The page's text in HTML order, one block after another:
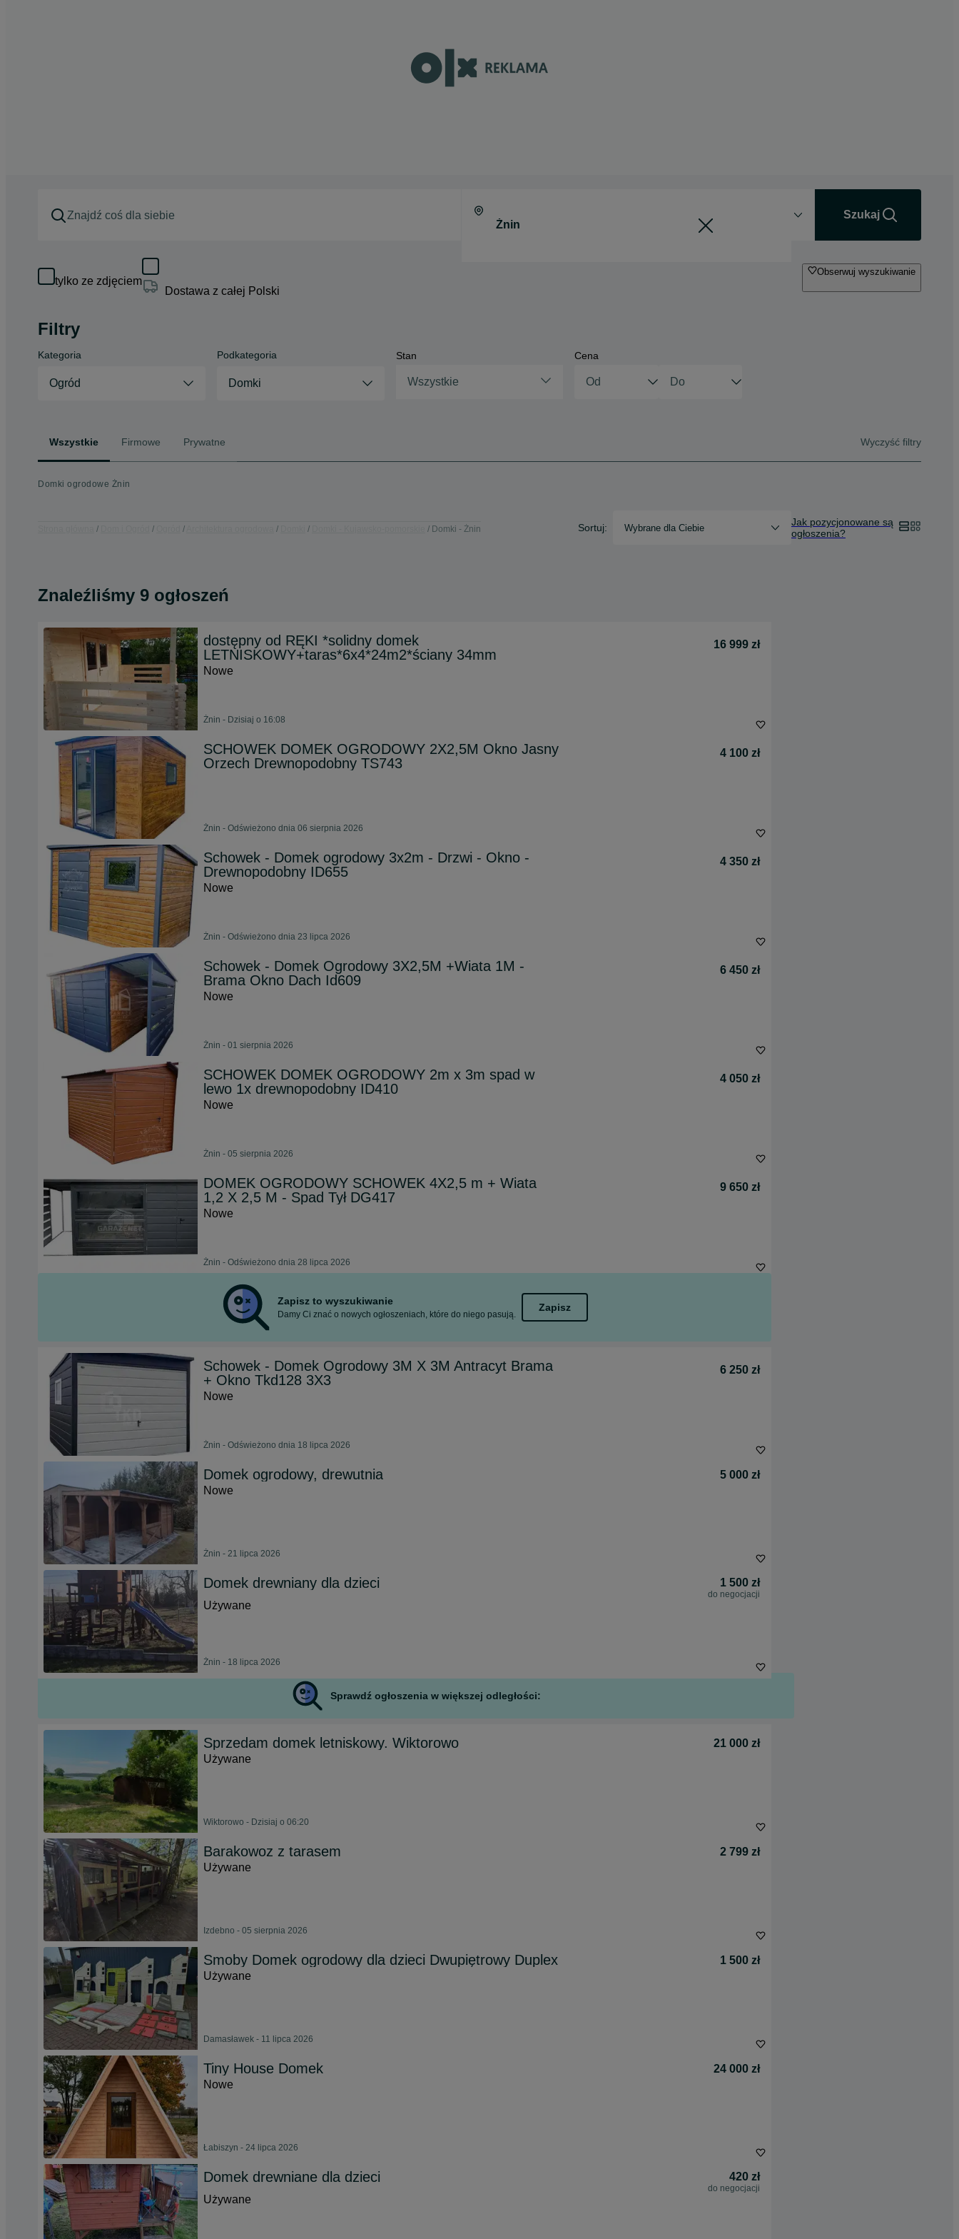
Szukaj
tylko ze zdjęciem
Dostawa z całej Polski
Obserwuj wyszukiwanie
Filtry
Kategoria
Ogród
Podkategoria
Domki
Stan
Wszystkie
Cena
Wszystkie Firmowe Prywatne Wyczyść filtry
Domki ogrodowe Żnin
Domki - Żnin Sortuj: Wybrane dla Ciebie
Jak pozycjonowane są
ogłoszenia?
Znaleźliśmy 9 ogłoszeń
dostępny od RĘKI *solidny domek
LETNISKOWY+taras*6x4*24m2*ściany 34mm
16 999 zł
Nowe
Żnin - Dzisiaj o 16:08
SCHOWEK DOMEK OGRODOWY 2X2,5M Okno Jasny
Orzech Drewnopodobny TS743
4 100 zł
Żnin - Odświeżono dnia 06 sierpnia 2026
Schowek - Domek ogrodowy 3x2m - Drzwi - Okno -
Drewnopodobny ID655
4 350 zł
Nowe
Żnin - Odświeżono dnia 23 lipca 2026
Schowek - Domek Ogrodowy 3X2,5M +Wiata 1M -
Brama Okno Dach Id609
6 450 zł
Nowe
Żnin - 01 sierpnia 2026
SCHOWEK DOMEK OGRODOWY 2m x 3m spad w
lewo 1x drewnopodobny ID410
4 050 zł
Nowe
Żnin - 05 sierpnia 2026
DOMEK OGRODOWY SCHOWEK 4X2,5 m + Wiata
1,2 X 2,5 M - Spad Tył DG417
9 650 zł
Nowe
Żnin - Odświeżono dnia 28 lipca 2026
Zapisz to wyszukiwanie
Damy Ci znać o nowych ogłoszeniach, które do niego pasują.
Zapisz
Schowek - Domek Ogrodowy 3M X 3M Antracyt Brama
+ Okno Tkd128 3X3
6 250 zł
Nowe
Żnin - Odświeżono dnia 18 lipca 2026
Domek ogrodowy, drewutnia
5 000 zł
Nowe
Żnin - 21 lipca 2026
Domek drewniany dla dzieci 1 500 zł
do negocjacji
Używane
Żnin - 18 lipca 2026
Sprawdź ogłoszenia w większej odległości:
Sprzedam domek letniskowy. Wiktorowo
21 000 zł
Używane
Wiktorowo - Dzisiaj o 06:20
Barakowoz z tarasem
2 799 zł
Używane
Izdebno - 05 sierpnia 2026
Smoby Domek ogrodowy dla dzieci Dwupiętrowy Duplex
1 500 zł
Używane
Damasławek - 11 lipca 2026
Tiny House Domek
24 000 zł
Nowe
Łabiszyn - 24 lipca 2026
Domek drewniane dla dzieci 420 zł
do negocjacji
Używane